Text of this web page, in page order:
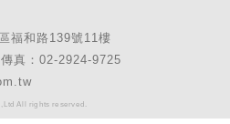
福和路139號11樓
傳真：02-2924-9725
All rights reserved.